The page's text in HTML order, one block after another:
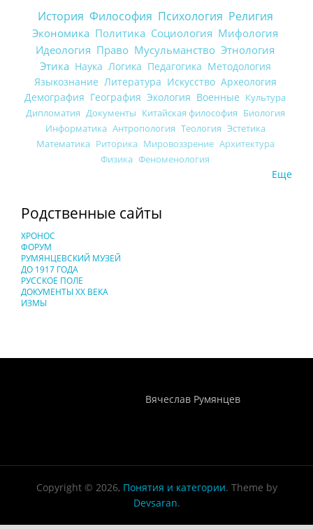
История Философия Психология Религия
Экономика Политика Социология Мифология
Идеология Право Мусульманство Этнология
Этика Наука Логика Педагогика Методология
Языкознание Литература Искусство Археология
Демография География Экология Военные Культура
Дипломатия Документы Китайская философия Биология
Информатика Антропология Теология Эстетика
Математика Риторика Мировоззрение Архитектура
Физика Феноменология
Еще
Родственные сайты
ХРОНОС
ФОРУМ
РУМЯНЦЕВСКИЙ МУЗЕЙ
ДО 1917 ГОДА
РУССКОЕ ПОЛЕ
ДОКУМЕНТЫ XX ВЕКА
ИЗМЫ
Вячеслав Румянцев
Copyright © 2026, Понятия и категории. Theme by
Devsaran.